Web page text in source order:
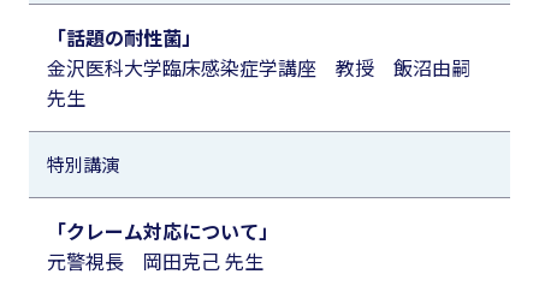
「話題の耐性菌」
金沢医科大学臨床感染症学講座 教授 飯沼由嗣
先生
特別講演
「クレーム対応について」
元警視長 岡田克己 先生